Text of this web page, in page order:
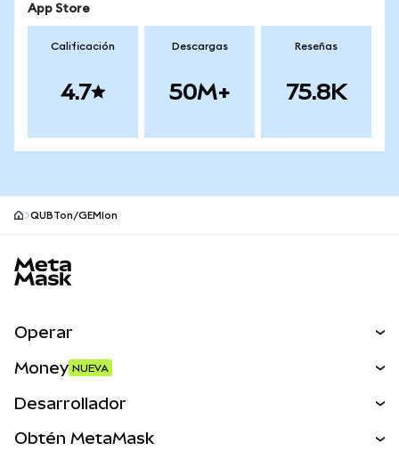
App Store
Calificación
4.7
Descargas
50M+
Reseñas
75.8K
QUBTon/GEMIon
Operar
Activos del mundo real
Money NUEVA
Desarrollador
Obtén MetaMask